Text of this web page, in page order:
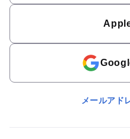
メールアド